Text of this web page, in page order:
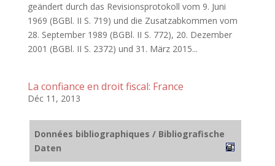
geändert durch das Revisionsprotokoll vom 9. Juni
1969 (BGBl. II S. 719) und die Zusatzabkommen vom
28. September 1989 (BGBl. II S. 772), 20. Dezember
2001 (BGBl. II S. 2372) und 31. März 2015...
La confiance en droit fiscal: France
Déc 11, 2013
Données bibliographiques / Bibliografische
Daten